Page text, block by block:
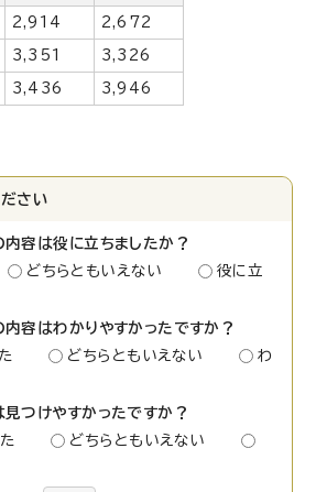
2,914 2,672
3,351 3,326
3,436 3,946
さい
内容は役に立ちましたか？
どちらともいえない
役に立
内容はわかりやすかったですか？
た
どちらともいえない
わ
見つけやすかったですか？
た
どちらともいえない